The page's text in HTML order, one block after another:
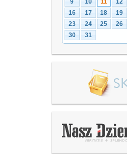
9
10 11 12
16
17 18 19
23
24 25 26
30
31